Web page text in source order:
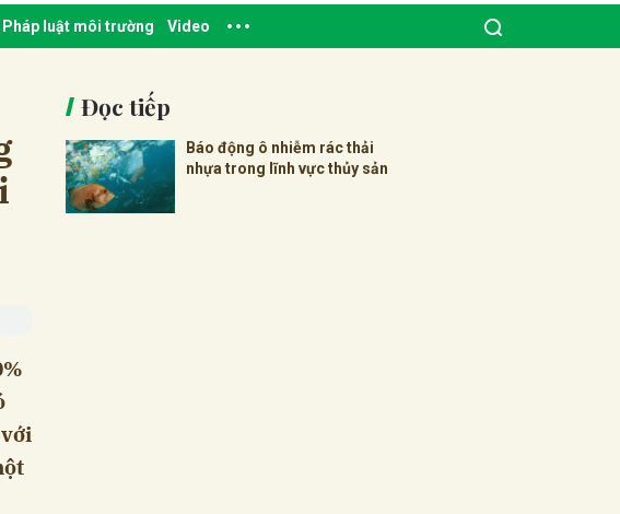
Pháp luật môi trường Video
Đọc tiếp
Báo động ô nhiễm rác thải
nhựa trong lĩnh vực thủy sản